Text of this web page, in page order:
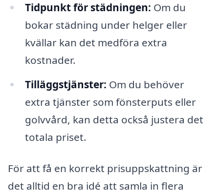
Tidpunkt för städningen: Om du
bokar städning under helger eller
kvällar kan det medföra extra
kostnader.
Tilläggstjänster: Om du behöver
extra tjänster som fönsterputs eller
golvvård, kan detta också justera det
totala priset.
För att få en korrekt prisuppskattning är
det alltid en bra idé att samla in flera